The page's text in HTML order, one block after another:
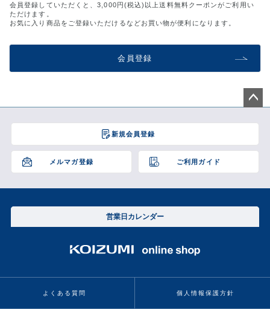
会員登録していただくと、3,000円(税込)以上送料無料クーポンがご利用い
ただけます。
お気に入り商品をご登録いただけるなどお買い物が便利になります。
会員登録
新規会員登録
メルマガ登録 ご利用ガイド
ジト
へ
営業日カレンダー
よくある質問 個人情報保護方針